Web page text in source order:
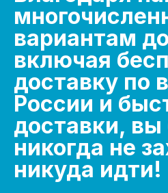
вариантам
включая
доставку по
России и
доставки,
никогда не
никуда идти!